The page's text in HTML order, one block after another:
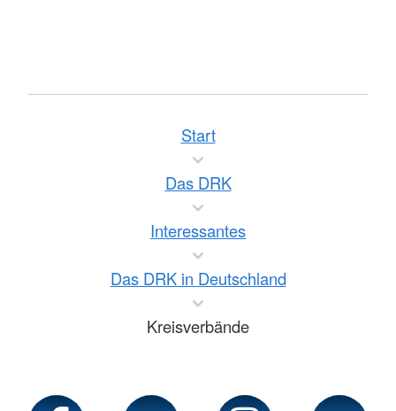
Start
Das DRK
Interessantes
Das DRK in Deutschland
Kreisverbände